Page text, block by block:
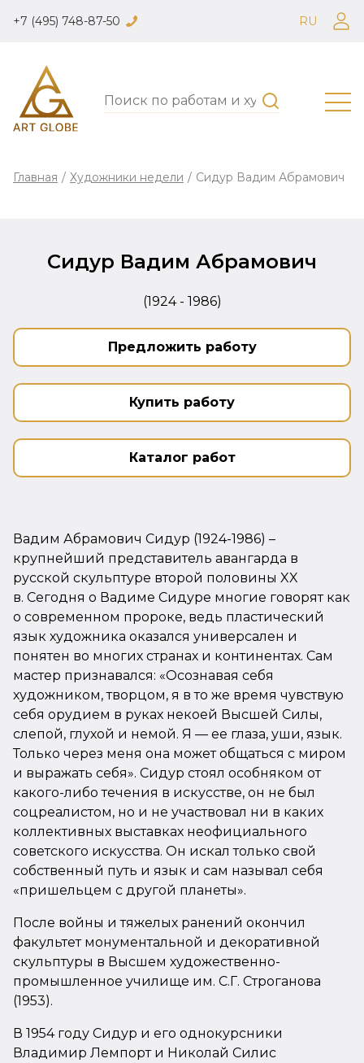
+7 (495) 748-87-50 RU
Главная / Художники недели / Сидур Вадим Абрамович
Сидур Вадим Абрамович
(1924 - 1986)
Предложить работу
Купить работу
Каталог работ
Вадим Абрамович Сидур (1924-1986) –
крупнейший представитель авангарда в
русской скульптуре второй половины XX
в. Сегодня о Вадиме Сидуре многие говорят как
о современном пророке, ведь пластический
язык художника оказался универсален и
понятен во многих странах и континентах. Сам
мастер признавался: «Осознавая себя
художником, творцом, я в то же время чувствую
себя орудием в руках некоей Высшей Силы,
слепой, глухой и немой. Я — ее глаза, уши, язык.
Только через меня она может общаться с миром
и выражать себя». Сидур стоял особняком от
какого-либо течения в искусстве, он не был
соцреалистом, но и не участвовал ни в каких
коллективных выставках неофициального
советского искусства. Он искал только свой
собственный путь и язык и сам называл себя
«пришельцем с другой планеты».
После войны и тяжелых ранений окончил
факультет монументальной и декоративной
скульптуры в Высшем художественно-
промышленное училище им. С.Г. Строганова
(1953).
В 1954 году Сидур и его однокурсники
Владимир Лемпорт и Николай Силис